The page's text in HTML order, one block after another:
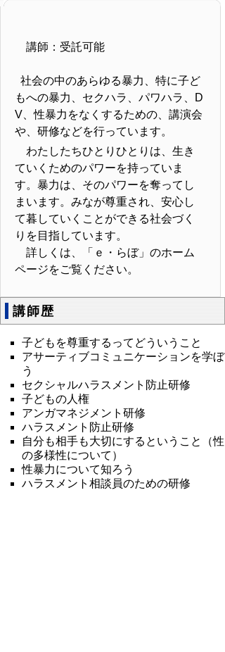
講師：受託可能
社会の中のあらゆる暴力、特に子ど
もへの暴力、セクハラ、パワハラ、D
V、性暴力をなくするための、講演会
や、研修などを行っています。
わたしたちひとりひとりは、生き
ていくためのパワーを持っていま
す。暴力は、そのパワーを奪ってし
まいます。みなが尊重され、安心し
て暮していくことができる社会づく
りを目指しています。
詳しくは、「ｅ・らぼ」のホーム
ページをご覧ください。
講師歴
子どもを尊重するってどういうこと
アサーティブコミュニケーションを学ぼ
う
セクシャルハラスメント防止研修
子どもの人権
アンガマネジメント研修
ハラスメント防止研修
自分も相手も大切にするということ（性
の多様性について）
性暴力について知ろう
ハラスメント相談員のための研修